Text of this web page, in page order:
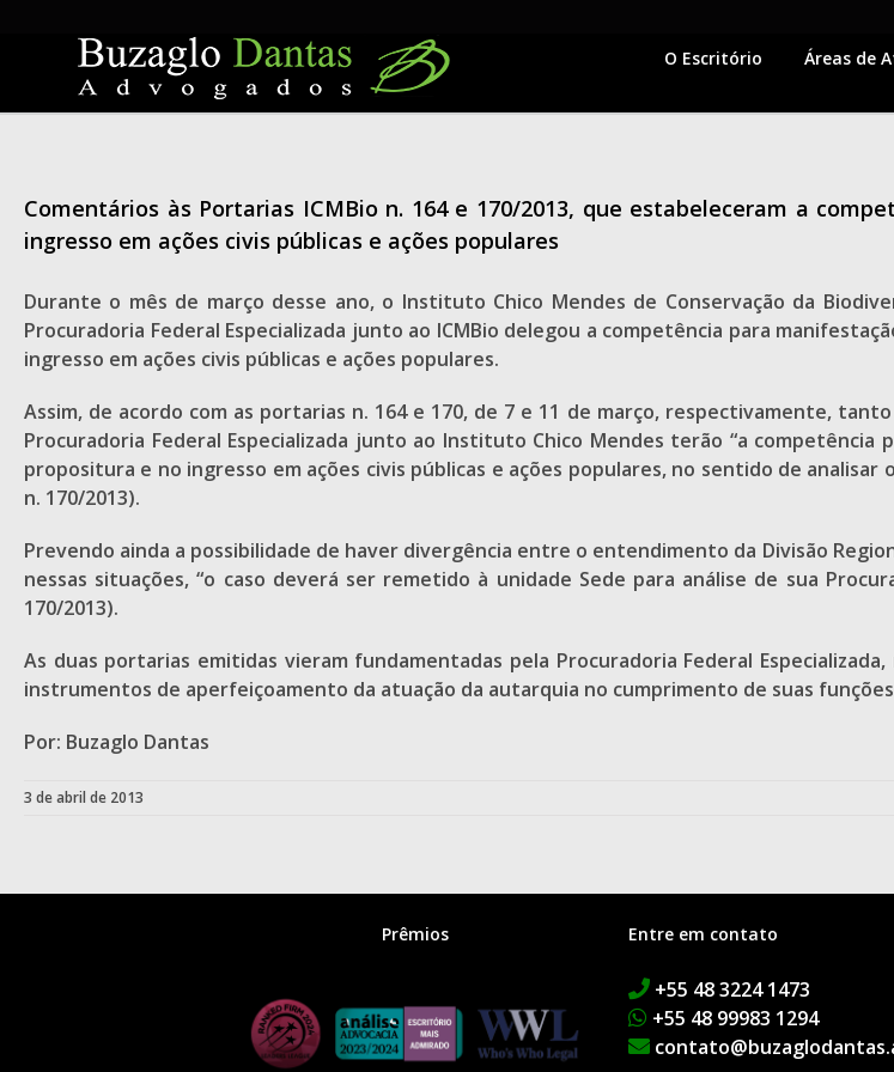
O Escritório Áreas de
Comentários às Portarias ICMBio n. 164 e 170/2013, que estabeleceram a
ingresso em ações civis públicas e ações populares
Durante o mês de março desse ano, o Instituto Chico Mendes de Conservação da
Procuradoria Federal Especializada junto ao ICMBio delegou a competência para
ingresso em ações civis públicas e ações populares.
Assim, de acordo com as portarias n. 164 e 170, de 7 e 11 de março, respectivamente,
Procuradoria Federal Especializada junto ao Instituto Chico Mendes terão “a
propositura e no ingresso em ações civis públicas e ações populares, no sentido de
n. 170/2013).
Prevendo ainda a possibilidade de haver divergência entre o entendimento da Divisão
nessas situações, “o caso deverá ser remetido à unidade Sede para análise de sua
170/2013).
As duas portarias emitidas vieram fundamentadas pela Procuradoria Federal
instrumentos de aperfeiçoamento da atuação da autarquia no cumprimento de suas
Por: Buzaglo Dantas
3 de abril de 2013
Prêmios Entre em contato
+55 48 3224 1473
+55 48 99983 1294